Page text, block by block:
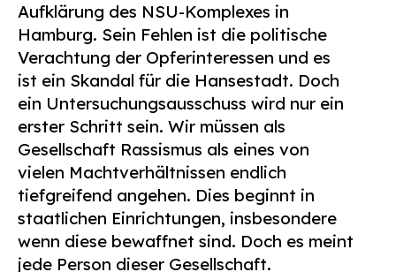
Aufklärung des NSU-Komplexes in
Hamburg. Sein Fehlen ist die politische
Verachtung der Opferinteressen und es
ist ein Skandal für die Hansestadt. Doch
ein Untersuchungsausschuss wird nur ein
erster Schritt sein. Wir müssen als
Gesellschaft Rassismus als eines von
vielen Machtverhältnissen endlich
tiefgreifend angehen. Dies beginnt in
staatlichen Einrichtungen, insbesondere
wenn diese bewaffnet sind. Doch es meint
jede Person dieser Gesellschaft.